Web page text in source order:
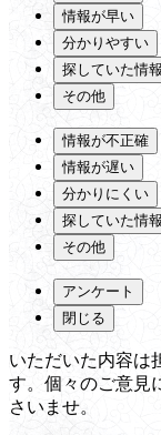
情報が早い
分かりやすい
探していた情
その他
情報が不正確
情報が遅い
分かりにくい
探していた情
その他
アンケート
閉じる
いただいた内容は
す。個々のご意見
さいませ。